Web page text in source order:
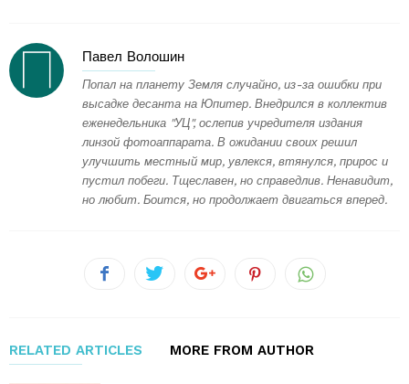
Павел Волошин
Попал на планету Земля случайно, из-за ошибки при
высадке десанта на Юпитер. Внедрился в коллектив
еженедельника "УЦ", ослепив учредителя издания
линзой фотоаппарата. В ожидании своих решил
улучшить местный мир, увлекся, втянулся, прирос и
пустил побеги. Тщеславен, но справедлив. Ненавидит,
но любит. Боится, но продолжает двигаться вперед.
RELATED ARTICLES MORE FROM AUTHOR